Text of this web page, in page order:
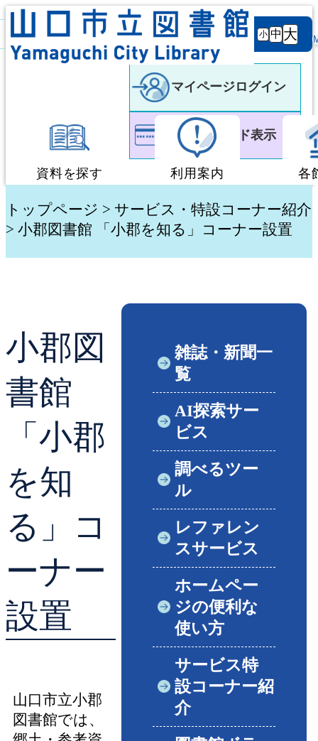
背景
白 黒
文字サ
イズ
小 中 大
マイページログイン
利用者カード表示
資料を探す
蔵書検索・予約
貸出ランキング
利用案内
図書館利用案内
レファレンスサービ
好きなおはなしの絵
各
トップページ > サービス・特設コーナー紹介
> 小郡図書館 「小郡を知る」コーナー設置
小郡図
書館
「小郡
を知
る」コ
ーナー
設置
山口市立小郡
図書館では、
雑誌・新聞一
覧
AI探索サー
ビス
調べるツー
ル
レファレン
スサービス
ホームペー
ジの便利な
使い方
サービス特
設コーナー紹
介